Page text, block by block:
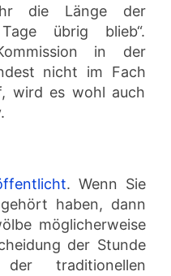
die Länge der
übrig blieb“.
in der
nicht im Fach
wird es wohl auch
. Wenn Sie
haben, dann
möglicherweise
der Stunde
traditionellen